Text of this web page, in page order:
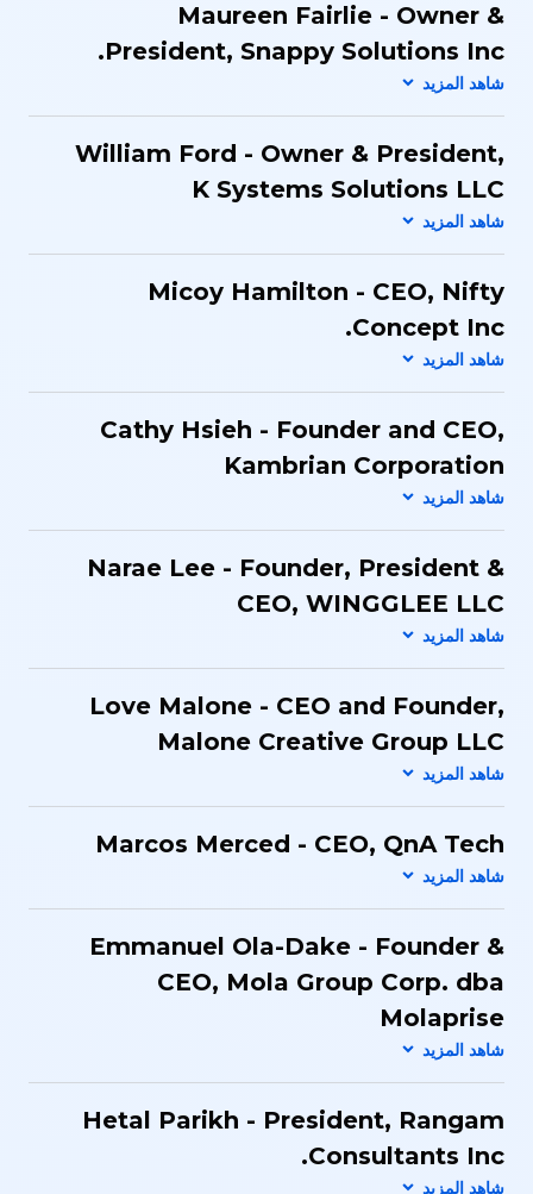
Maureen Fairlie - Owner &
President​, Snappy Solutions Inc.
William Ford - Owner & President​,
K Systems Solutions LLC
Micoy Hamilton - CEO​, Nifty
Concept Inc.​
Cathy Hsieh - Founder and CEO,
Kambrian Corporation
Narae Lee - Founder, President &
CEO, WINGGLEE LLC
Love Malone - CEO and Founder​,
Malone Creative Group LLC
Marcos Merced - CEO, QnA Tech​
Emmanuel Ola-Dake​ - Founder &
CEO​, Mola Group Corp. ​dba
Molaprise
Hetal Parikh - President​, Rangam
Consultants Inc.​